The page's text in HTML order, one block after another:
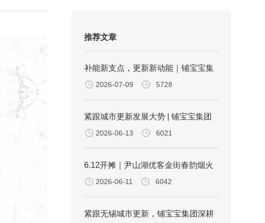
推荐文章
补能新支点，更新新动能｜铺宝宝集
团金城东路优客金街蔚来充换电一体
2026-07-09 5728
紧跟城市更新发展大势 | 铺宝宝集团
参与无锡城市更新政策宣贯会议
2026-06-13 6021
6.12开摊｜尹山湖优客金街春韵烟火
夜市逛吃攻略
2026-06-11 6042
紧跟无锡城市更新，铺宝宝集团深耕